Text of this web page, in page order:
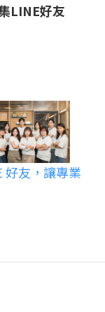
LINE好友
好友，讓專業